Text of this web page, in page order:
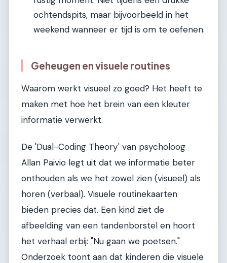
ochtendspits, maar bijvoorbeeld in het
weekend wanneer er tijd is om te oefenen.
Geheugen en visuele routines
Waarom werkt visueel zo goed? Het heeft te
maken met hoe het brein van een kleuter
informatie verwerkt.
De 'Dual-Coding Theory' van psycholoog
Allan Paivio legt uit dat we informatie beter
onthouden als we het zowel zien (visueel) als
horen (verbaal). Visuele routinekaarten
bieden precies dat. Een kind ziet de
afbeelding van een tandenborstel en hoort
het verhaal erbij: "Nu gaan we poetsen."
Onderzoek toont aan dat kinderen die visuele